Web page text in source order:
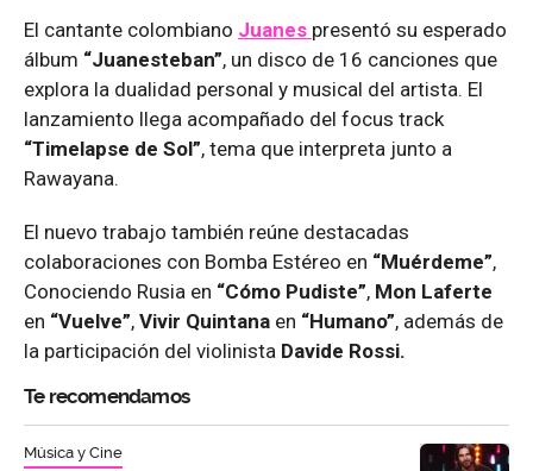
El cantante colombiano Juanes presentó su esperado
álbum “Juanesteban”, un disco de 16 canciones que
explora la dualidad personal y musical del artista. El
lanzamiento llega acompañado del focus track
“Timelapse de Sol”, tema que interpreta junto a
Rawayana.
El nuevo trabajo también reúne destacadas
colaboraciones con Bomba Estéreo en “Muérdeme”,
Conociendo Rusia en “Cómo Pudiste”, Mon Laferte
en “Vuelve”, Vivir Quintana en “Humano”, además de
la participación del violinista Davide Rossi.
Te recomendamos
Música y Cine